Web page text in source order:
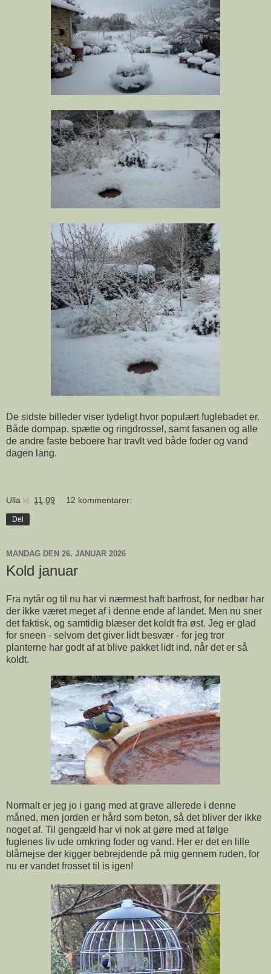
De sidste billeder viser tydeligt hvor populært fuglebadet er.
Både dompap, spætte og ringdrossel, samt fasanen og alle
de andre faste beboere har travlt ved både foder og vand
dagen lang.
Ulla kl. 11.09 12 kommentarer:
Del
MANDAG DEN 26. JANUAR 2026
Kold januar
Fra nytår og til nu har vi nærmest haft barfrost, for nedbør har
der ikke været meget af i denne ende af landet. Men nu sner
det faktisk, og samtidig blæser det koldt fra øst. Jeg er glad
for sneen - selvom det giver lidt besvær - for jeg tror
planterne har godt af at blive pakket lidt ind, når det er så
koldt.
Normalt er jeg jo i gang med at grave allerede i denne
måned, men jorden er hård som beton, så det bliver der ikke
noget af. Til gengæld har vi nok at gøre med at følge
fuglenes liv ude omkring foder og vand. Her er det en lille
blåmejse der kigger bebrejdende på mig gennem ruden, for
nu er vandet frosset til is igen!